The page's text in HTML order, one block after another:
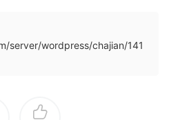
server/wordpress/chajian/141